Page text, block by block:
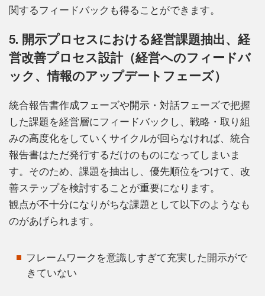
関するフィードバックも得ることができます。
5. 開示プロセスにおける経営課題抽出、経
営改善プロセス設計（経営へのフィードバ
ック、情報のアップデートフェーズ）
統合報告書作成フェーズや開示・対話フェーズで把握
した課題を経営層にフィードバックし、戦略・取り組
みの高度化をしていくサイクルが回らなければ、統合
報告書はただ発行するだけのものになってしまいま
す。そのため、課題を抽出し、優先順位をつけて、改
善ステップを検討することが重要になります。
観点が不十分になりがちな課題として以下のようなも
のがあげられます。
フレームワークを意識しすぎて充実した開示がで
きていない